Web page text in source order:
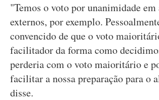
"Temos o voto por unanimidade em
externos, por exemplo.
convencido de que o voto
facilitador da forma como
perderia com o voto maioritário e
facilitar a nossa preparação para o
disse.